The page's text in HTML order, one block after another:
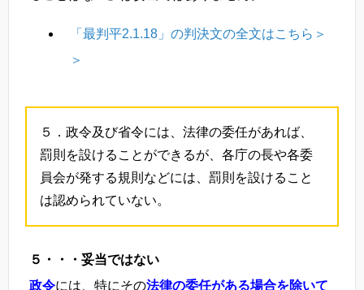
「最判平2.1.18」の判決文の全文はこちら＞
＞
５．政令及び省令には、法律の委任があれば、
罰則を設けることができるが、各庁の長や各委
員会が発する規則などには、罰則を設けること
は認められていない。
５・・・妥当ではない
政令には、特にその法律の委任がある場合を除いて